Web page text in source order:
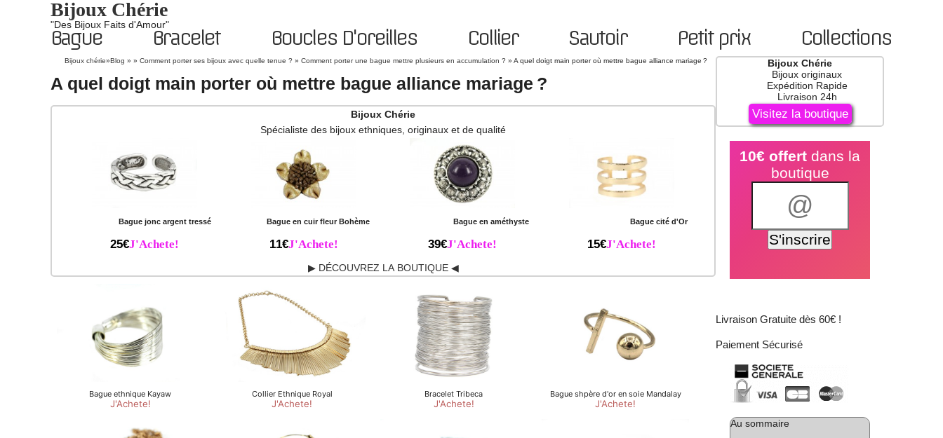
Bijoux Chérie
"Des Bijoux Faits d'Amour"
Bague Bracelet Boucles D'oreilles Collier Sautoir Petit prix Collections
Bijoux chérie»Blog » » Comment porter ses bijoux avec quelle tenue ? » Comment porter une bague mettre plusieurs en accumulation ? » A quel doigt main porter où mettre bague alliance mariage ?
A quel doigt main porter où mettre bague alliance mariage ?
Bijoux Chérie
Spécialiste des bijoux ethniques, originaux et de qualité
Bague jonc argent tressé
25€J'Achete!
Bague en cuir fleur Bohème
11€J'Achete!
Bague en améthyste
39€J'Achete!
Bague cité d'Or
15€J'Achete!
▶ DÉCOUVREZ LA BOUTIQUE ◀
Bijoux Chérie
Bijoux originaux
Expédition Rapide
Livraison 24h
Visitez la boutique
10€ offert dans la
boutique
Livraison Gratuite dès 60€ !
Paiement Sécurisé
Au sommaire